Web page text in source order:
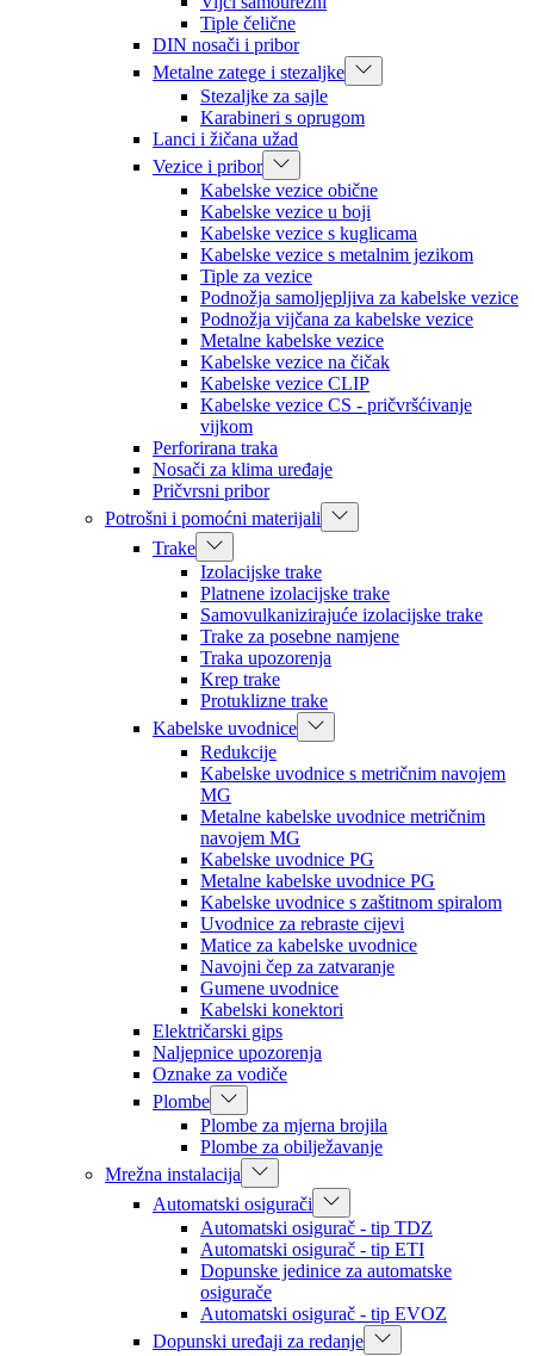
Tiple čelične
DIN nosači i pribor
Metalne zatege i stezaljke
Stezaljke za sajle
Karabineri s oprugom
Lanci i žičana užad
Vezice i pribor
Kabelske vezice obične
Kabelske vezice u boji
Kabelske vezice s kuglicama
Kabelske vezice s metalnim jezikom
Tiple za vezice
Podnožja samoljepljiva za kabelske vezice
Podnožja vijčana za kabelske vezice
Metalne kabelske vezice
Kabelske vezice na čičak
Kabelske vezice CLIP
Kabelske vezice CS - pričvršćivanje
vijkom
Perforirana traka
Nosači za klima uređaje
Pričvrsni pribor
Potrošni i pomoćni materijali
Trake
Izolacijske trake
Platnene izolacijske trake
Samovulkanizirajuće izolacijske trake
Trake za posebne namjene
Traka upozorenja
Krep trake
Protuklizne trake
Kabelske uvodnice
Redukcije
Kabelske uvodnice s metričnim navojem
MG
Metalne kabelske uvodnice metričnim
navojem MG
Kabelske uvodnice PG
Metalne kabelske uvodnice PG
Kabelske uvodnice s zaštitnom spiralom
Uvodnice za rebraste cijevi
Matice za kabelske uvodnice
Navojni čep za zatvaranje
Gumene uvodnice
Kabelski konektori
Električarski gips
Naljepnice upozorenja
Oznake za vodiče
Plombe
Plombe za mjerna brojila
Plombe za obilježavanje
Mrežna instalacija
Automatski osigurači
Automatski osigurač - tip TDZ
Automatski osigurač - tip ETI
Dopunske jedinice za automatske
osigurače
Automatski osigurač - tip EVOZ
Dopunski uređaji za redanje